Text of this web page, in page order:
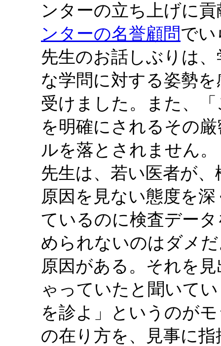
ンターの立ち上げに
ンターの名誉顧問でい
先生のお話しぶりは
な学問に対する姿勢
受けました。また、
を明確にされるその
ルを落とされません。
先生は、若い医者が
原因を見ない態度を
ているのに検査デー
められないのはダメ
原因がある。それを
ゃっていたと聞いて
を診よ」というのが
の在り方を、見事に